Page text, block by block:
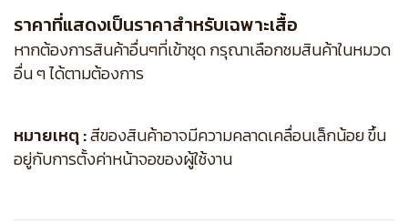
ราคาที่แสดงเป็นราคาสำหรับเฉพาะเสื้อ
หากต้องการสินค้าอื่นๆที่เข้าชุด กรุณาเลือกชมสินค้าในหมวด
อื่น ๆ ได้ตามต้องการ
หมายเหตุ :สีของสินค้าอาจมีความคลาดเคลื่อนเล็กน้อย ขึ้น
อยู่กับการตั้งค่าหน้าจอของผู้ใช้งาน